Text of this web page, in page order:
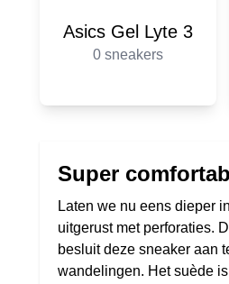
Asics Gel Lyte 3
0 sneakers
Super
Laten we nu eens dieper
uitgerust met perforaties.
besluit deze sneaker aan
wandelingen. Het suède